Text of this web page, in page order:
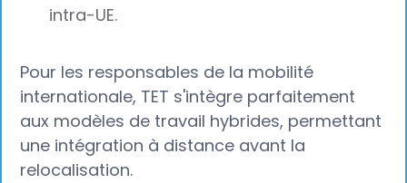
intra-UE.
Pour les responsables de la mobilité
internationale, TET s'intègre parfaitement
aux modèles de travail hybrides, permettant
une intégration à distance avant la
relocalisation.